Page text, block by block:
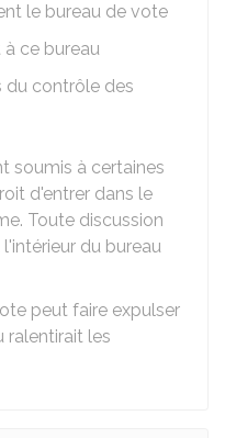
le bureau de vote
ce bureau
du contrôle des
soumis à certaines
d'entrer dans le
Toute discussion
du bureau
peut faire expulser
ralentirait les